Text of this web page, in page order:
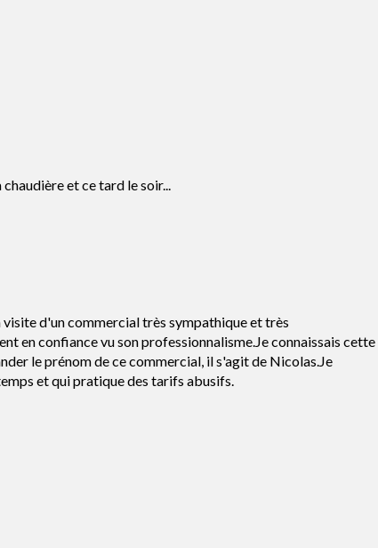
et ce tard le soir...
visite d'un commercial très sympathique et très
en confiance vu son professionnalisme.Je connaissais cette
le prénom de ce commercial, il s'agit de Nicolas.Je
et qui pratique des tarifs abusifs.